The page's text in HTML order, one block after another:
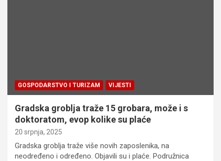
GOSPODARSTVO I TURIZAM VIJESTI
Gradska groblja traže 15 grobara, može i s
doktoratom, evop kolike su plaće
20 srpnja, 2025
Gradska groblja traže više novih zaposlenika, na
neodređeno i određeno. Objavili su i plaće. Podružnica